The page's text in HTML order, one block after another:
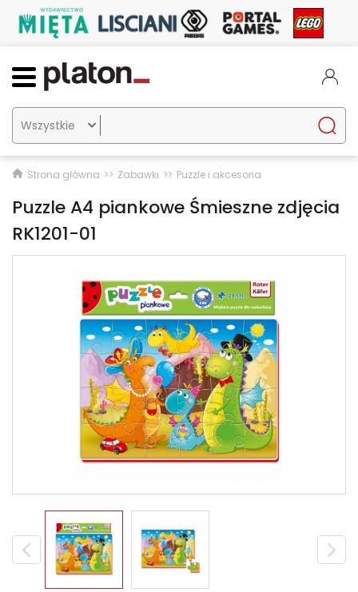

Strona główna Zabawki Puzzle i akcesoria
Puzzle A4 piankowe Śmieszne zdjęcia
RK1201-01